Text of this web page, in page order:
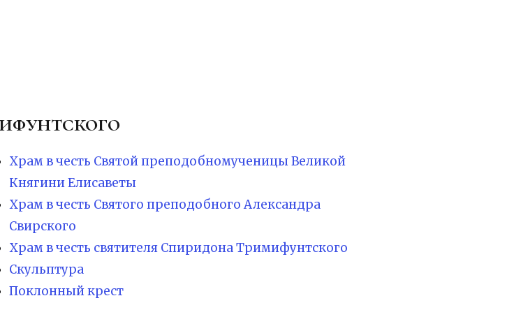
Храм в честь Святой преподобномученицы Великой
Княгини Елисаветы
Храм в честь Святого преподобного Александра
Свирского
Храм в честь святителя Спиридона Тримифунтского
Скульптура
Поклонный крест